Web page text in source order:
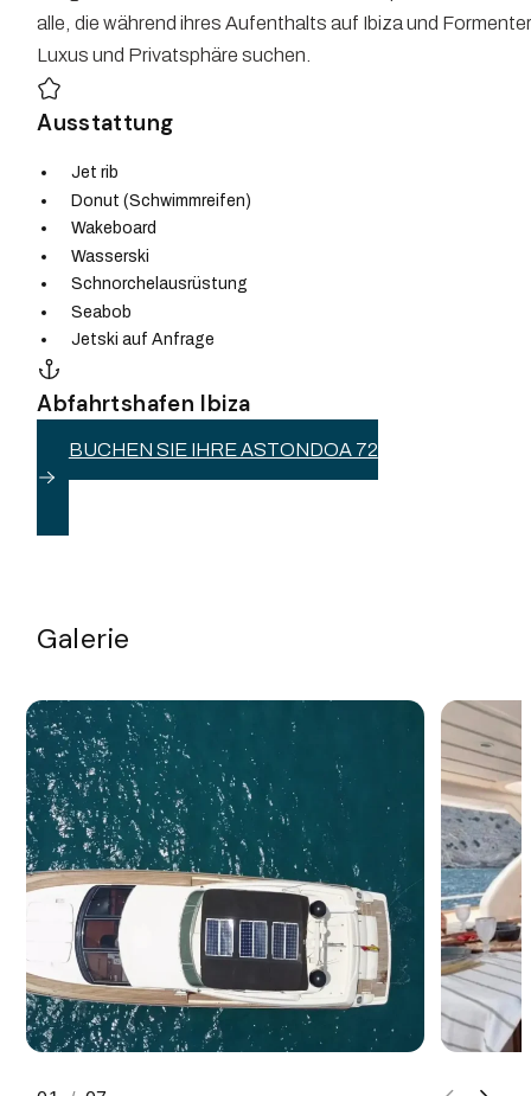
alle, die während ihres Aufenthalts auf Ibiza und
Luxus und Privatsphäre suchen.
Ausstattung
Jet rib
Donut (Schwimmreifen)
Wakeboard
Wasserski
Schnorchelausrüstung
Seabob
Jetski auf Anfrage
Abfahrtshafen Ibiza
BUCHEN SIE IHRE ASTONDOA 72
Galerie